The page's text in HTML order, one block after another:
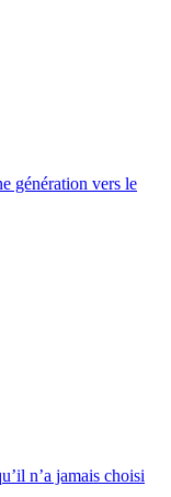
génération vers le
n’a jamais choisi